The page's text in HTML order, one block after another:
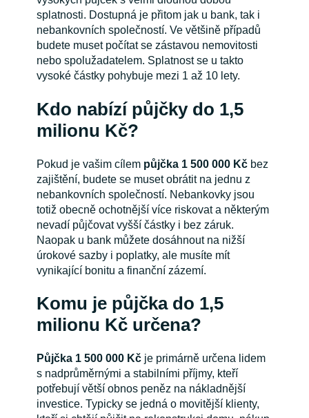
splatnosti. Dostupná je přitom jak u bank, tak i
nebankovních společností. Ve většině případů
budete muset počítat se zástavou nemovitosti
nebo spolužadatelem. Splatnost se u takto
vysoké částky pohybuje mezi 1 až 10 lety.
Kdo nabízí půjčky do 1,5
milionu Kč?
Pokud je vašim cílem půjčka 1 500 000 Kčbez
zajištění, budete se muset obrátit na jednu z
nebankovních společností. Nebankovky jsou
totiž obecně ochotnější více riskovat a některým
nevadí půjčovat vyšší částky i bez záruk.
Naopak u bank můžete dosáhnout na nižší
úrokové sazby i poplatky, ale musíte mít
vynikající bonitu a finanční zázemí.
Komu je půjčka do 1,5
milionu Kč určena?
Půjčka 1 500 000 Kčje primárně určena lidem
s nadprůměrnými a stabilními příjmy, kteří
potřebují větší obnos peněz na nákladnější
investice. Typicky se jedná o movitější klienty,